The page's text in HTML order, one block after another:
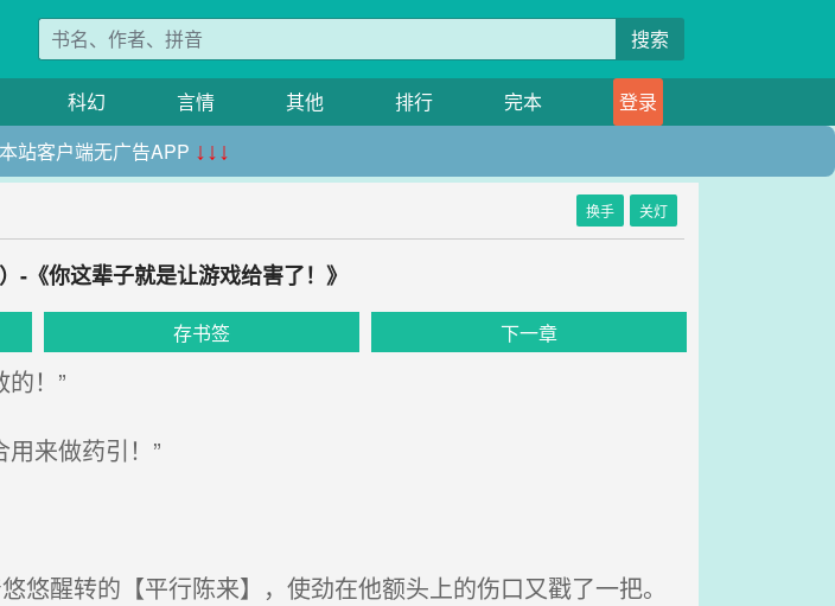
搜索
科幻 言情 其他 排行 完本
登录
站客户端无广告APP ↓↓↓
换手 关灯
-《你这辈子就是让游戏给害了！》
存书签 下一章
！”
来做药引！”
醒转的【平行陈来】，使劲在他额头上的伤口又戳了一把。